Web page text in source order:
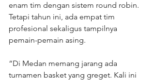
enam tim dengan sistem round robin.
Tetapi tahun ini, ada empat tim
profesional sekaligus tampilnya
pemain-pemain asing.
“Di Medan memang jarang ada
turnamen basket yang greget. Kali ini